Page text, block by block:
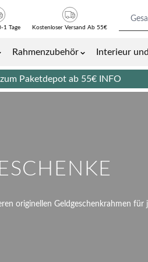
Rahmenzubehör
Interieur
1 Tage Kostenloser Versand Ab 55€
Paketdepot ab 55€ INFO
originellen Geldgeschenkrahmen für